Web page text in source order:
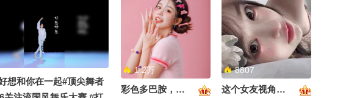
想和你在一起#顶尖舞者
1.2万
彩色多巴胺，甜到心里啦！
8807
这个女友视角好治愈~